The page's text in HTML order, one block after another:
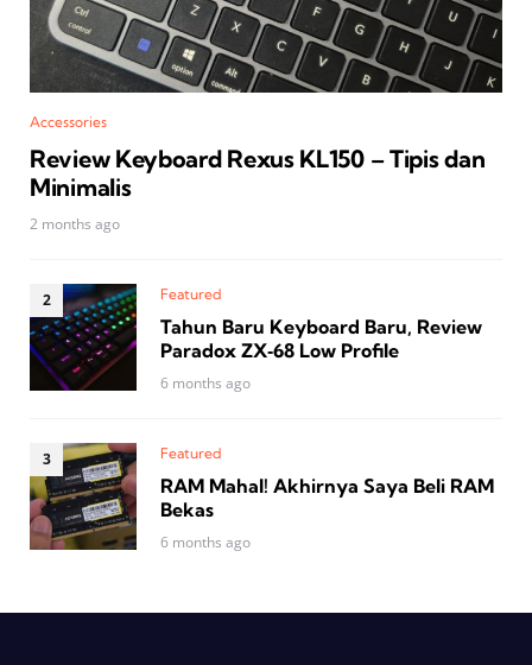
Accessories
Review Keyboard Rexus KL150 – Tipis dan
Minimalis
2 months ago
Featured
Tahun Baru Keyboard Baru, Review
Paradox ZX‑68 Low Profile
6 months ago
Featured
RAM Mahal! Akhirnya Saya Beli RAM
Bekas
6 months ago